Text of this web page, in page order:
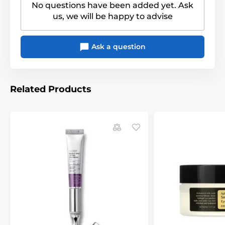
No questions have been added yet. Ask
us, we will be happy to advise
Ask a question
Related Products